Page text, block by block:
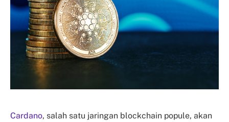
Cardano, salah satu jaringan blockchain popule, akan